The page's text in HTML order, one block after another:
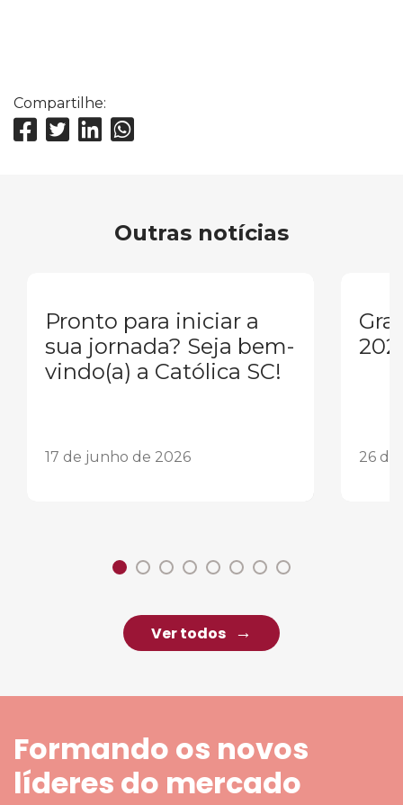
Compartilhe:
Outras notícias
Pronto para iniciar a
sua jornada? Seja bem-
vindo(a) a Católica SC!
17 de junho de 2026 26 de
Ver todos
Formando os novos
líderes do mercado